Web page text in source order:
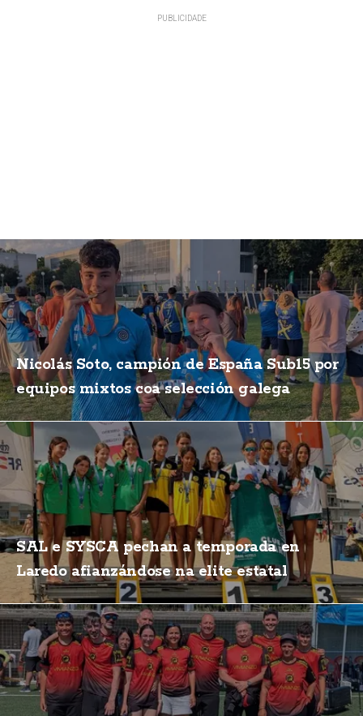
Nicolás Soto, campión de España Sub15 por
equipos mixtos coa selección galega
SAL e SYSCA pechan a temporada en
Laredo afianzándose na elite estatal